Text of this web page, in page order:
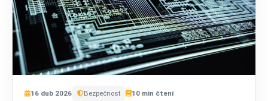
16 dub 2026 Bezpečnost 10 min čtení